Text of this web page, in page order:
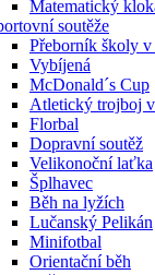
Matematický
soutěže
Přeborník školy v
Vybíjená
McDonald´s Cup
Atletický trojboj
Florbal
Dopravní soutěž
Velikonoční laťka
Šplhavec
Běh na lyžích
Lučanský Pelikán
Minifotbal
Orientační běh